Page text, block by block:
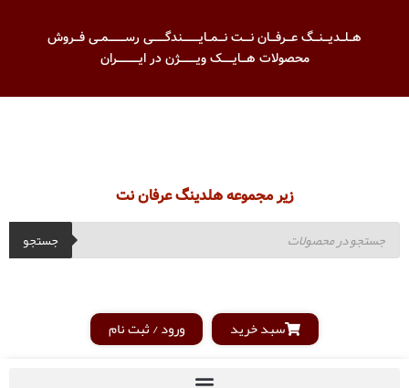
هــلــدیـــنـــگ عـــرفـــان نــــت نـــمــایـــــــــندگـــــــی رســـــــــمــی فـــروش
محصولات هـــایــــــک ویـــــــــژن در ایــــــــــــران
زیر مجموعه هلدینگ عرفان نت
جستجو
سبد خرید ورود / ثبت نام